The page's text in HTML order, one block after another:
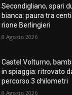
Secondigliano, spari
bianca: paura tra
rione Berlingieri
8 Agosto 2026
Castel Volturno,
in spiaggia: ritrovato
percorso 3 chilometri
8 Agosto 2026